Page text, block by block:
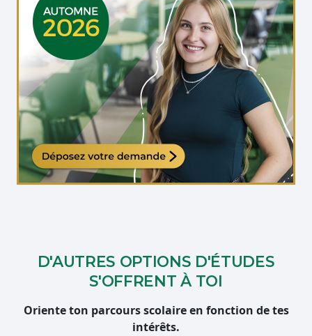
D'AUTRES OPTIONS D'ÉTUDES
S'OFFRENT À TOI
Oriente ton parcours scolaire en fonction de tes
intérêts.